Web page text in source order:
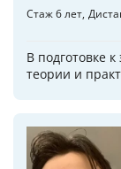
Стаж 6 лет
В подготовке
теории и